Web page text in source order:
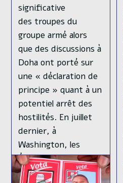
significative
des troupes du
groupe armé alors
que des discussions à
Doha ont porté sur
une « déclaration de
principe » quant à un
potentiel arrêt des
hostilités. En juillet
dernier, à
Washington, les
États-Unis, la RDC et
le Rwanda se sont…